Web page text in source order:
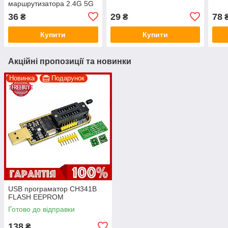
маршрутизатора 2.4G 5G
36 ₴
Купити
29₴
Купити
78
Акційні пропозиції та новинки
Новинка Подарунок
USB програматор CH341B
FLASH EEPROM
Готово до відправки